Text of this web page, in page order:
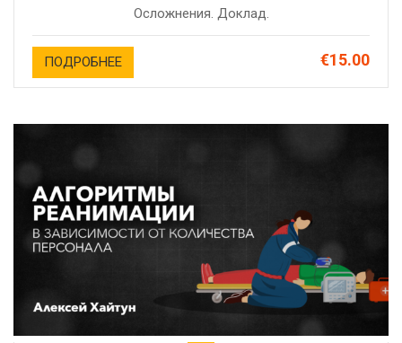
Осложнения. Доклад.
ПОДРОБНЕЕ €15.00